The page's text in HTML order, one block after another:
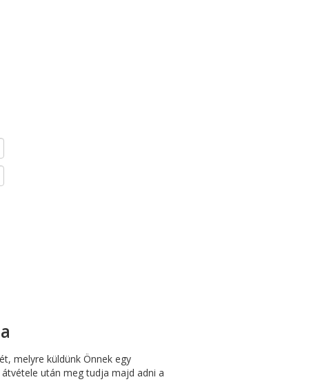
melyre küldünk Önnek egy
után meg tudja majd adni a